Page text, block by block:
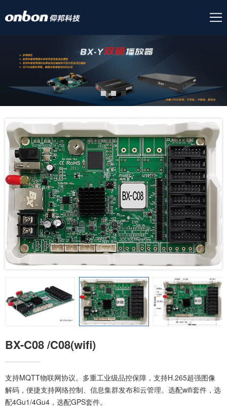
BX-C08 /C08(wifi)
支持MQTT物联网协议。多重工业级品控保障，支持H.265超强图像
解码，便捷支持网络控制、信息集群发布和云管理。选配wifi套件，选
配4Gu1/4Gu4，选配GPS套件。